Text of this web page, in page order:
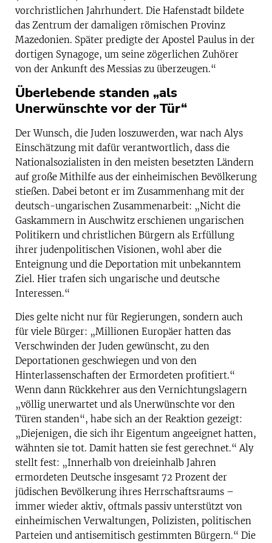
vorchristlichen Jahrhundert. Die Hafenstadt bildete
das Zentrum der damaligen römischen Provinz
Mazedonien. Später predigte der Apostel Paulus in der
dortigen Synagoge, um seine zögerlichen Zuhörer
von der Ankunft des Messias zu überzeugen.“
Überlebende standen „als
Unerwünschte vor der Tür“
Der Wunsch, die Juden loszuwerden, war nach Alys
Einschätzung mit dafür verantwortlich, dass die
Nationalsozialisten in den meisten besetzten Ländern
auf große Mithilfe aus der einheimischen Bevölkerung
stießen. Dabei betont er im Zusammenhang mit der
deutsch-ungarischen Zusammenarbeit: „Nicht die
Gaskammern in Auschwitz erschienen ungarischen
Politikern und christlichen Bürgern als Erfüllung
ihrer judenpolitischen Visionen, wohl aber die
Enteignung und die Deportation mit unbekanntem
Ziel. Hier trafen sich ungarische und deutsche
Interessen.“
Dies gelte nicht nur für Regierungen, sondern auch
für viele Bürger: „Millionen Europäer hatten das
Verschwinden der Juden gewünscht, zu den
Deportationen geschwiegen und von den
Hinterlassenschaften der Ermordeten profitiert.“
Wenn dann Rückkehrer aus den Vernichtungslagern
„völlig unerwartet und als Unerwünschte vor den
Türen standen“, habe sich an der Reaktion gezeigt:
„Diejenigen, die sich ihr Eigentum angeeignet hatten,
wähnten sie tot. Damit hatten sie fest gerechnet.“ Aly
stellt fest: „Innerhalb von dreieinhalb Jahren
ermordeten Deutsche insgesamt 72 Prozent der
jüdischen Bevölkerung ihres Herrschaftsraums –
immer wieder aktiv, oftmals passiv unterstützt von
einheimischen Verwaltungen, Polizisten, politischen
Parteien und antisemitisch gestimmten Bürgern.“ Die